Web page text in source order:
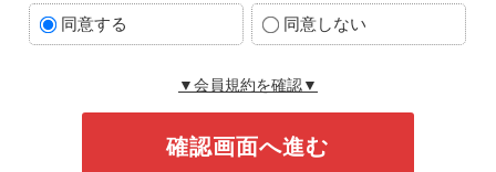
同意する 同意しない
▼会員規約を確認▼